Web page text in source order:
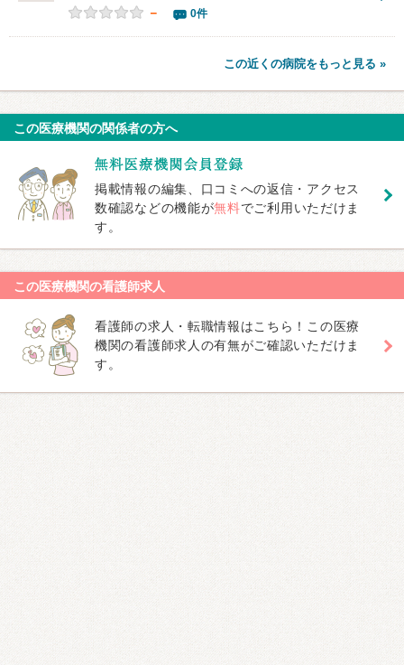
－ 0件
この近くの病院をもっと見る »
この医療機関の関係者の方へ
掲載情報の編集、口コミへの返信・アクセス
数確認などの機能が無料でご利用いただけま
す。
この医療機関の看護師求人
看護師の求人・転職情報はこちら！この医療
機関の看護師求人の有無がご確認いただけま
す。